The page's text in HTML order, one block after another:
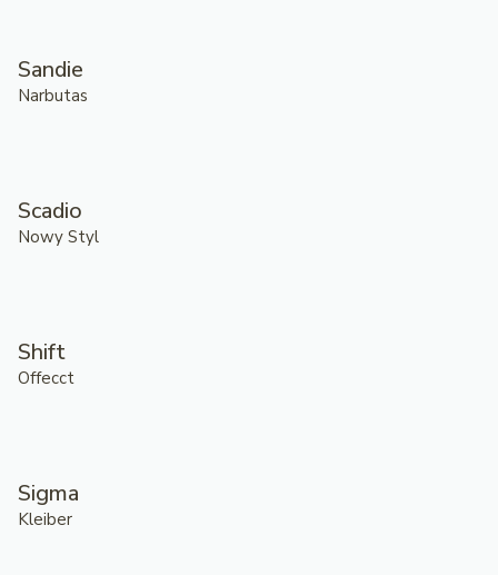
Sandie
Narbutas
Scadio
Nowy Styl
Shift
Offecct
Sigma
Kleiber